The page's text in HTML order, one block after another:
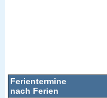
Ferientermine
nach Ferien